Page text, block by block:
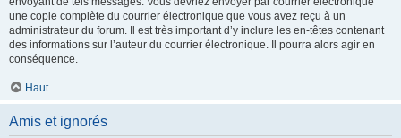
une copie complète du courrier électronique que vous avez reçu à un
administrateur du forum. Il est très important d’y inclure les en-têtes contenant
des informations sur l’auteur du courrier électronique. Il pourra alors agir en
conséquence.
Haut
Amis et ignorés